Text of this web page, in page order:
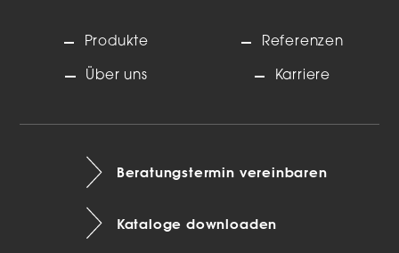
Produkte
Über uns
Referenzen
Karriere
Beratungstermin vereinbaren
Kataloge downloaden